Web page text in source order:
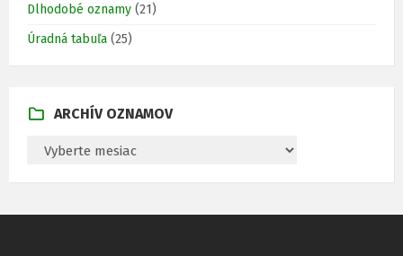
Dlhodobé oznamy (21)
Úradná tabuľa (25)
ARCHÍV OZNAMOV
V